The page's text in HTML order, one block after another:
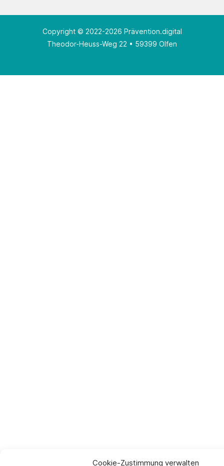
Cookie-Zustimmung verwalten
Copyright © 2022-2026 Prävention.digital
Theodor-Heuss-Weg 22 • 59399 Olfen